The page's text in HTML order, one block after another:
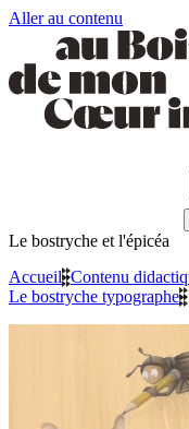
Aller au contenu
Le bostryche et l'épicéa
Accueil»Contenu
Le bostryche typographe»